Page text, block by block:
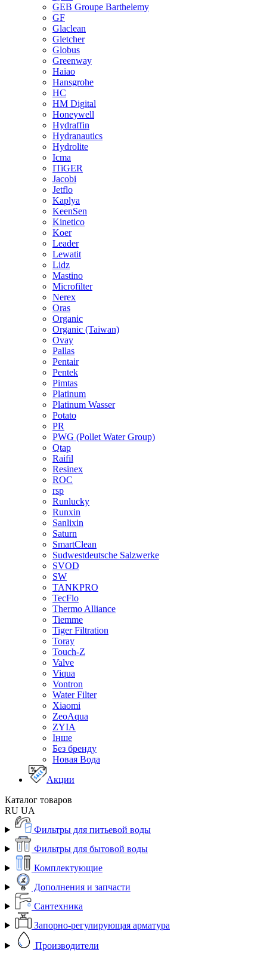
GEB Groupe Barthelemy
GF
Glaclean
Gletcher
Globus
Greenway
Haiao
Hansgrohe
HC
HM Digital
Honeywell
Hydraffin
Hydranautics
Hydrolite
Icma
ITiGER
Jacobi
Jetflo
Kaplya
KeenSen
Kinetico
Koer
Leader
Lewatit
Lidz
Mastino
Microfilter
Nerex
Oras
Organic
Organic (Taiwan)
Ovay
Pallas
Pentair
Pentek
Pimtas
Platinum
Platinum Wasser
Potato
PR
PWG (Pollet Water Group)
Qtap
Raifil
Resinex
ROC
rsp
Runlucky
Runxin
Sanlixin
Saturn
SmartClean
Sudwestdeutsche Salzwerke
SVOD
SW
TANKPRO
TecFlo
Thermo Alliance
Tiemme
Tiger Filtration
Toray
Touch-Z
Valve
Viqua
Vontron
Water Filter
Xiaomi
ZeoAqua
ZYIA
Інше
Без бренду
Новая Вода
Акции
Каталог товаров
RU UA
Фильтры для питьевой воды
Фильтры для бытовой воды
Комплектующие
Дополнения и запчасти
Сантехника
Запорно-регулирующая арматура
Производители